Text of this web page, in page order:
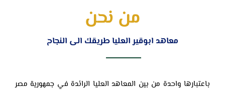
من نحن
معاهد ابوقير العليا طريقك الى النجاح
باعتبارها واحدة من بين المعاهد العليا الرائدة في جمهورية مصر